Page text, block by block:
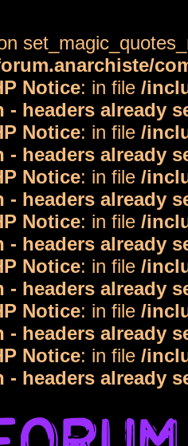
Notice: in file /
- headers already
Notice: in file /
- headers already
Notice: in file /
- headers already
Notice: in file /
- headers already
Notice: in file /
- headers already
Notice: in file /
- headers already
Notice: in file /
- headers already